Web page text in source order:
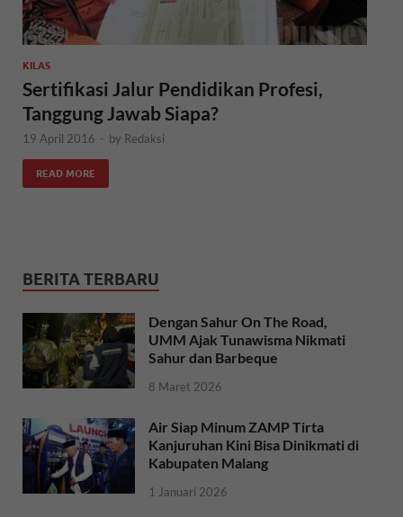
KILAS
Sertifikasi Jalur Pendidikan Profesi,
Tanggung Jawab Siapa?
19 April 2016 - by Redaksi
READ MORE
BERITA TERBARU
Dengan Sahur On The Road,
UMM Ajak Tunawisma Nikmati
Sahur dan Barbeque
8 Maret 2026
Air Siap Minum ZAMP Tirta
Kanjuruhan Kini Bisa Dinikmati di
Kabupaten Malang
1 Januari 2026